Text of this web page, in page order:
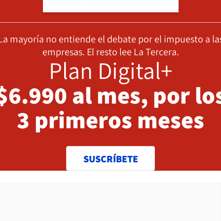
mayoría no entiende el debate por el impuesto a
empresas. El resto lee La Tercera.
Plan Digital+
al mes, por
3 primeros meses
SUSCRÍBETE